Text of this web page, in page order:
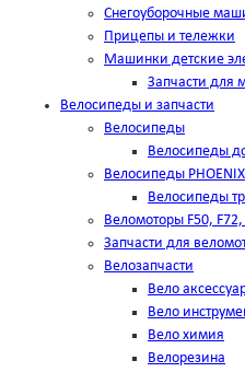
Снегоуборочные
Прицепы и тележки
Машинки детские
Запчасти для
Велосипеды и запчасти
Велосипеды
Велосипеды
Велосипеды PHOENIX
Велосипеды
Веломоторы F50,
Запчасти для
Велозапчасти
Вело
Вело
Вело химия
Велорезина